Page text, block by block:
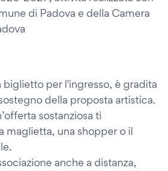
di Padova e della Camera
biglietto per l'ingresso, è gradita
della proposta artistica.
sostanziosa ti
maglietta, una shopper o il
anche a distanza,